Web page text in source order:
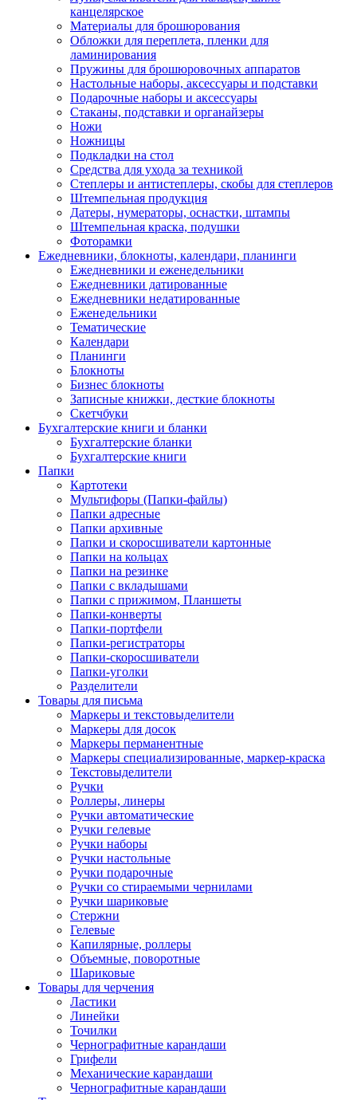
канцелярское
Материалы для брошюрования
Обложки для переплета, пленки для
ламинирования
Пружины для брошюровочных аппаратов
Настольные наборы, аксессуары и подставки
Подарочные наборы и аксессуары
Стаканы, подставки и органайзеры
Ножи
Ножницы
Подкладки на стол
Средства для ухода за техникой
Степлеры и антистеплеры, скобы для степлеров
Штемпельная продукция
Датеры, нумераторы, оснастки, штампы
Штемпельная краска, подушки
Фоторамки
Ежедневники, блокноты, календари, планинги
Ежедневники и еженедельники
Ежедневники датированные
Ежедневники недатированные
Еженедельники
Тематические
Календари
Планинги
Блокноты
Бизнес блокноты
Записные книжки, десткие блокноты
Скетчбуки
Бухгалтерские книги и бланки
Бухгалтерские бланки
Бухгалтерские книги
Папки
Картотеки
Мультифоры (Папки-файлы)
Папки адресные
Папки архивные
Папки и скоросшиватели картонные
Папки на кольцах
Папки на резинке
Папки с вкладышами
Папки с прижимом, Планшеты
Папки-конверты
Папки-портфели
Папки-регистраторы
Папки-скоросшиватели
Папки-уголки
Разделители
Товары для письма
Маркеры и текстовыделители
Маркеры для досок
Маркеры перманентные
Маркеры специализированные, маркер-краска
Текстовыделители
Ручки
Роллеры, линеры
Ручки автоматические
Ручки гелевые
Ручки наборы
Ручки настольные
Ручки подарочные
Ручки со стираемыми чернилами
Ручки шариковые
Стержни
Гелевые
Капилярные, роллеры
Объемные, поворотные
Шариковые
Товары для черчения
Ластики
Линейки
Точилки
Чернографитные карандаши
Грифели
Механические карандаши
Чернографитные карандаши